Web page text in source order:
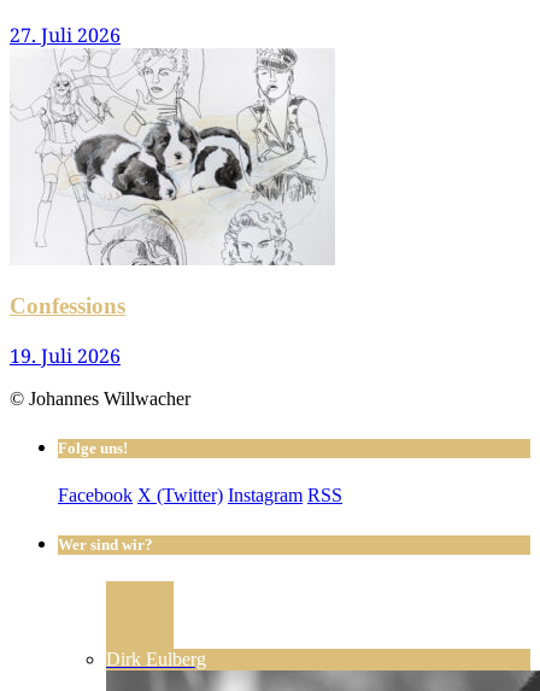
27. Juli 2026
Confessions
19. Juli 2026
© Johannes Willwacher
Folge uns!
Facebook X (Twitter) Instagram RSS
Wer sind wir?
Dirk Eulberg